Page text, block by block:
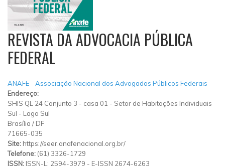
REVISTA DA ADVOCACIA PÚBLICA
FEDERAL
ANAFE - Associação Nacional dos Advogados Públicos Federais
Endereço:
SHIS QL 24 Conjunto 3 - casa 01 - Setor de Habitações Individuais
Sul - Lago Sul
Brasília / DF
71665-035
Site: https://seer.anafenacional.org.br/
Telefone: (61) 3326-1729
ISSN: ISSN-L: 2594-3979 - E-ISSN 2674-6263